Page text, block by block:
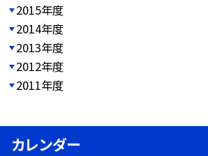
2015年度
2014年度
2013年度
2012年度
2011年度
カレンダー